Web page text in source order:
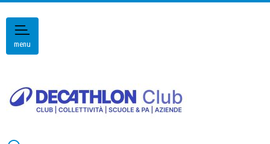
menu